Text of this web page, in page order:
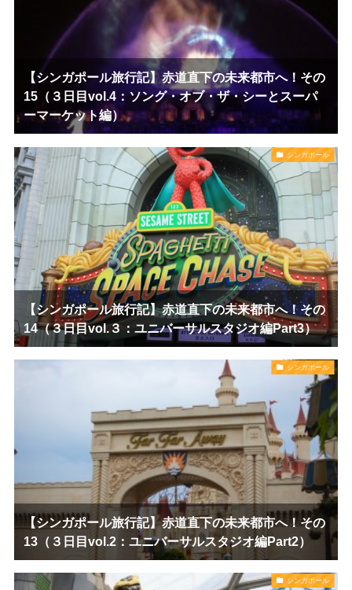
【シンガポール旅行記】赤道直下の未来都市へ！その
15（３日目vol.4：ソング・オブ・ザ・シーとスーパ
ーマーケット編）
シンガポール
【シンガポール旅行記】赤道直下の未来都市へ！その
14（３日目vol.３：ユニバーサルスタジオ編Part3）
シンガポール
【シンガポール旅行記】赤道直下の未来都市へ！その
13（３日目vol.2：ユニバーサルスタジオ編Part2）
シンガポール